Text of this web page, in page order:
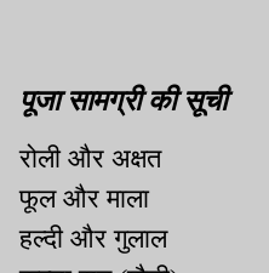
पूजा सामग्री की सूची
रोली और अक्षत
फूल और माला
हल्दी और गुलाल